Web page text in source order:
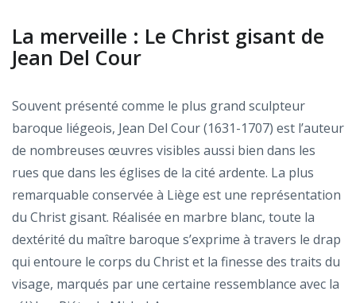
La merveille : Le Christ gisant de
Jean Del Cour
Souvent présenté comme le plus grand sculpteur
baroque liégeois, Jean Del Cour (1631-1707) est l’auteur
de nombreuses œuvres visibles aussi bien dans les
rues que dans les églises de la cité ardente. La plus
remarquable conservée à Liège est une représentation
du Christ gisant. Réalisée en marbre blanc, toute la
dextérité du maître baroque s’exprime à travers le drap
qui entoure le corps du Christ et la finesse des traits du
visage, marqués par une certaine ressemblance avec la